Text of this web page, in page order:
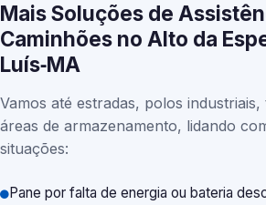
Mais Soluções de
Caminhões no Alto da
Luís‑MA
Vamos até estradas, polos
áreas de armazenamento, lidando
situações:
Pane por falta de energia ou bateria